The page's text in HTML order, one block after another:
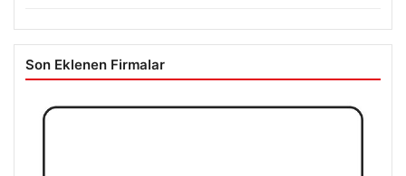
Son Eklenen Firmalar